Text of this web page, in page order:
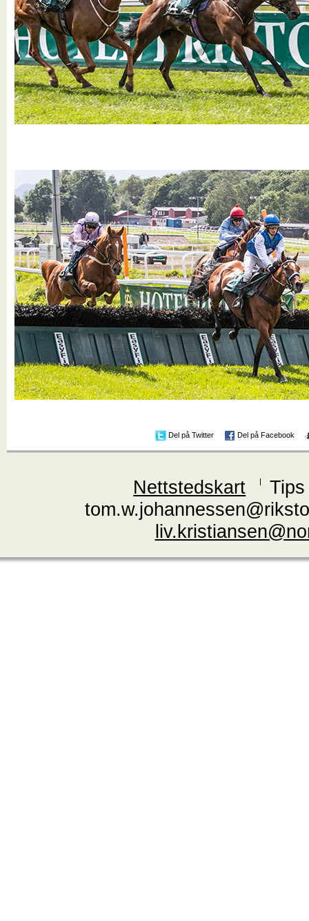
Del på Twitter Del på Facebook
Nettstedskart